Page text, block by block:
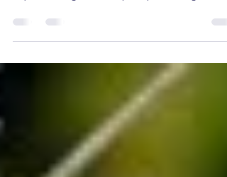
A concertina oferece várias vantagens como uma
opção de cerca de segurança altamente eficaz.